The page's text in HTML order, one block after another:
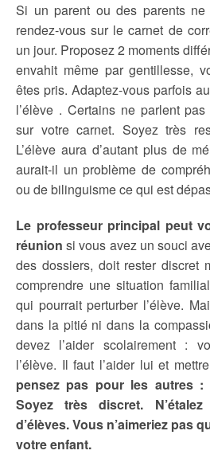
Si un parent ou des parents
rendez-vous sur le carnet de
un jour. Proposez 2 moments
envahit même par gentillesse,
êtes pris. Adaptez-vous parfois
l’élève . Certains ne parlent
sur votre carnet. Soyez très
L’élève aura d’autant plus de
aurait-il un problème de
ou de bilinguisme ce qui est
Le professeur principal peut
réunion si vous avez un souci
des dossiers, doit rester discret
comprendre une situation
qui pourrait perturber l’élève.
dans la pitié ni dans la
devez l’aider scolairement :
l’élève. Il faut l’aider lui et
pensez pas pour les autres
Soyez très discret.
d’élèves. Vous n’aimeriez pas
votre enfant.